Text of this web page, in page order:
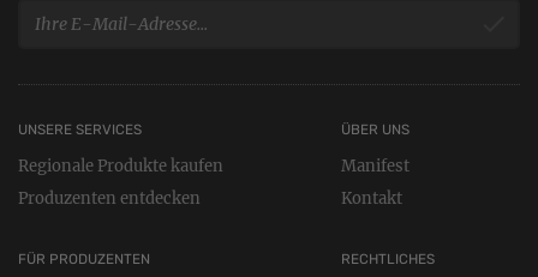
UNSERE SERVICES
Regionale Produkte kaufen
Produzenten entdecken
FÜR PRODUZENTEN RECHTLICHES
ÜBER UNS
Manifest
Kontakt